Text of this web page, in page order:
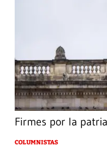
Firmes por la patria
COLUMNISTAS